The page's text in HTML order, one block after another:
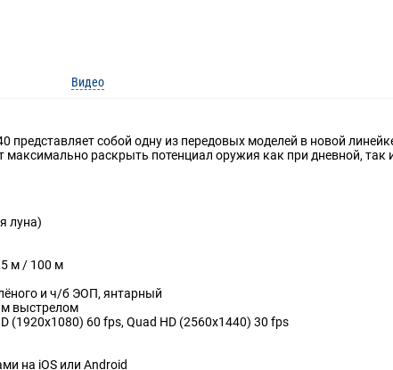
Видео
представляет собой одну из передовых моделей в новой
раскрыть потенциал оружия как при дневной, так
луна)
м / 100 м
и ч/б ЭОП, янтарный
выстрелом
(1920x1080) 60 fps, Quad HD (2560x1440) 30 fps
на iOS или Android